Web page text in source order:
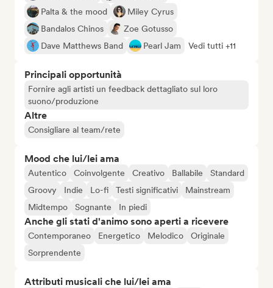
Palta & the mood
Miley Cyrus
Bandalos Chinos
Zoe Gotusso
Dave Matthews Band
Pearl Jam Vedi tutti +11
Principali opportunità
Fornire agli artisti un feedback dettagliato sul loro
suono/produzione
Altre
Consigliare al team/rete
Mood che lui/lei ama
Autentico Coinvolgente Creativo Ballabile
Standard
Groovy
Indie Lo-fi Testi significativi
Mainstream
Midtempo
Sognante In piedi
Anche gli stati d'animo sono aperti a ricevere
Contemporaneo Energetico Melodico
Originale
Sorprendente
Attributi musicali che lui/lei ama